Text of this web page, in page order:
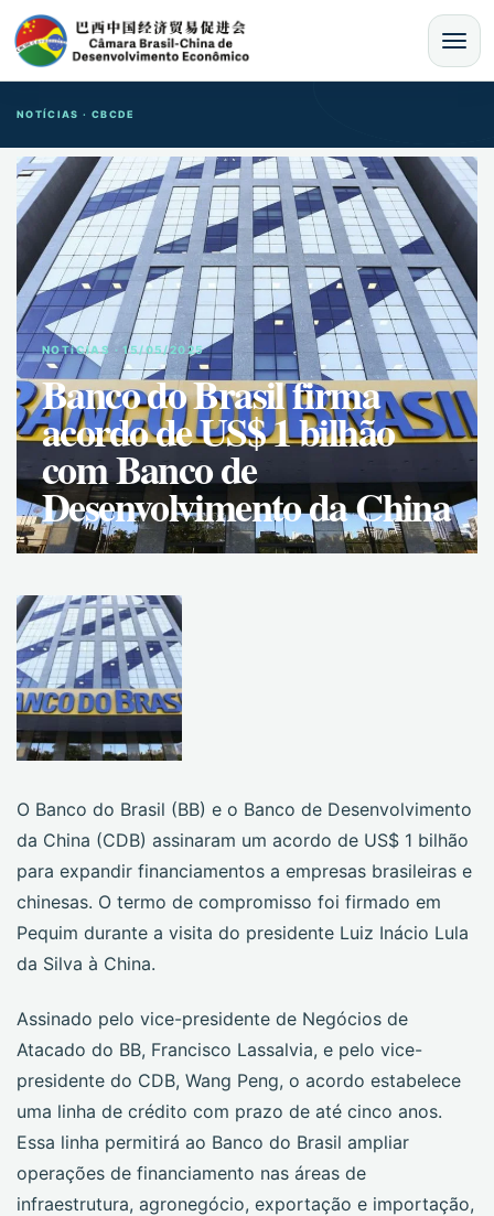
MENU
NOTÍCIAS · CBCDE
NOTíCIAS · 15/05/2025
Banco do Brasil firma
acordo de US$ 1 bilhão
com Banco de
Desenvolvimento da China
O Banco do Brasil (BB) e o Banco de Desenvolvimento
da China (CDB) assinaram um acordo de US$ 1 bilhão
para expandir financiamentos a empresas brasileiras e
chinesas. O termo de compromisso foi firmado em
Pequim durante a visita do presidente Luiz Inácio Lula
da Silva à China.
Assinado pelo vice-presidente de Negócios de
Atacado do BB, Francisco Lassalvia, e pelo vice-
presidente do CDB, Wang Peng, o acordo estabelece
uma linha de crédito com prazo de até cinco anos.
Essa linha permitirá ao Banco do Brasil ampliar
operações de financiamento nas áreas de
infraestrutura, agronegócio, exportação e importação,